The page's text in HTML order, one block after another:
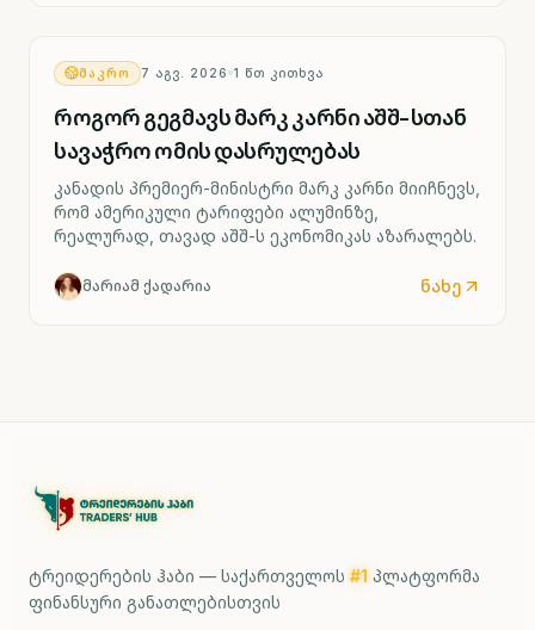
ᲛᲐᲙᲠᲝ 7 ᲐᲒᲕ. 2026 1 ᲬᲗ ᲙᲘᲗᲮᲕᲐ
როგორ გეგმავს მარკ კარნი აშშ-სთან
სავაჭრო ომის დასრულებას
კანადის პრემიერ-მინისტრი მარკ კარნი მიიჩნევს,
რომ ამერიკული ტარიფები ალუმინზე,
რეალურად, თავად აშშ-ს ეკონომიკას აზარალებს.
მარიამ ქადარია ნახე
ტრეიდერების ჰაბი — საქართველოს #1 პლატფორმა
ფინანსური განათლებისთვის